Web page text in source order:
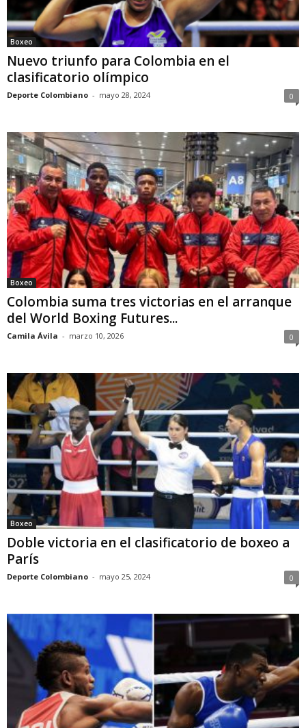
Boxeo
Nuevo triunfo para Colombia en el
clasificatorio olímpico
Deporte Colombiano - mayo 28, 2024 0
Boxeo
Colombia suma tres victorias en el arranque
del World Boxing Futures...
Camila Ávila - marzo 10, 2026 0
Boxeo
Doble victoria en el clasificatorio de boxeo a
París
Deporte Colombiano - mayo 25, 2024 0